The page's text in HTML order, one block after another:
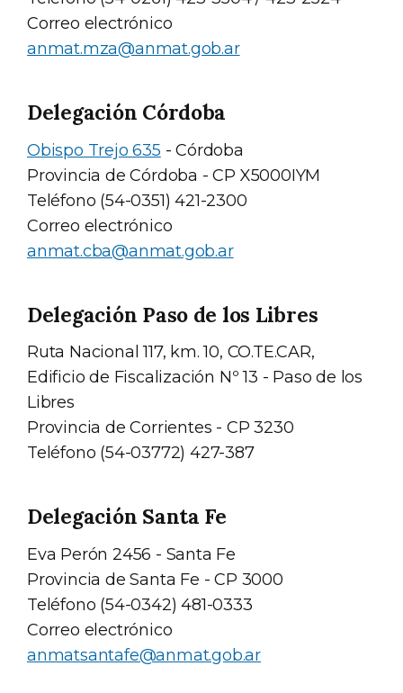
Correo electrónico
anmat.mza@anmat.gob.ar
Delegación Córdoba
Obispo Trejo 635 - Córdoba
Provincia de Córdoba - CP X5000IYM
Teléfono (54-0351) 421-2300
Correo electrónico
anmat.cba@anmat.gob.ar
Delegación Paso de los Libres
Ruta Nacional 117, km. 10, CO.TE.CAR,
Edificio de Fiscalización Nº 13 - Paso de los
Libres
Provincia de Corrientes - CP 3230
Teléfono (54-03772) 427-387
Delegación Santa Fe
Eva Perón 2456 - Santa Fe
Provincia de Santa Fe - CP 3000
Teléfono (54-0342) 481-0333
Correo electrónico
anmatsantafe@anmat.gob.ar